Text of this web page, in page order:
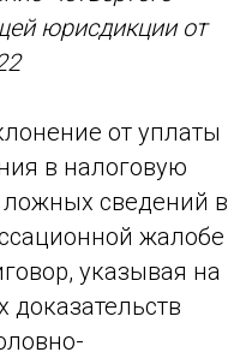
юрисдикции от
от уплаты
в налоговую
сведений в
жалобе
указывая на
доказательств